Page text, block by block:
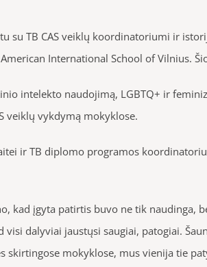
su TB CAS veiklų koordinatoriumi ir
International School of Vilnius.
intelekto naudojimą, LGBTQ+ ir
veiklų vykdymą mokyklose.
ir TB diplomo programos
kad įgyta patirtis buvo ne tik naudinga,
dalyviai jaustųsi saugiai, patogiai.
mokyklose, mus vienija tie